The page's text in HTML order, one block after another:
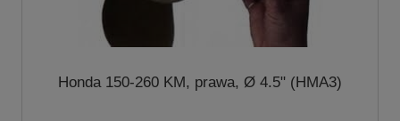
Honda 150-260 KM, prawa, Ø 4.5" (HMA3)